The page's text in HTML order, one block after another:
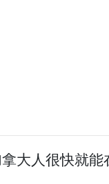
大人很快就能